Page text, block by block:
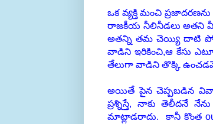
ఒక వ్యక్తి మంచి
రాజకీయ నీలినీడలు అతని
అతన్ని తమ చెయ్యి దాటి
వాడిని ఇరికించి,ఆ కేసు
తేలుగా వాడిని తొక్కి
అయితే పైన చెప్పబడిన
ప్రశ్నిస్తే, నాకు తెలీదనే
మాట్లాడరాదు. కానీ కొంత